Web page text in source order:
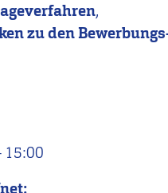
,
zu den
15:00